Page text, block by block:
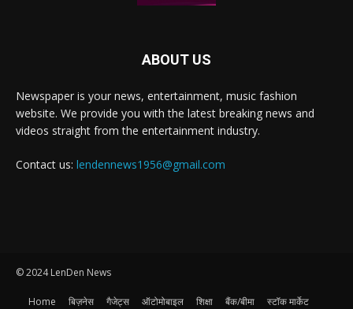
ABOUT US
Newspaper is your news, entertainment, music fashion
website. We provide you with the latest breaking news and
videos straight from the entertainment industry.
Contact us: lendennews1956@gmail.com
© 2024 LenDen News
Home बिज़नेस गैजेट्स ऑटोमोबाइल शिक्षा बैंक/बीमा स्टॉक मार्केट